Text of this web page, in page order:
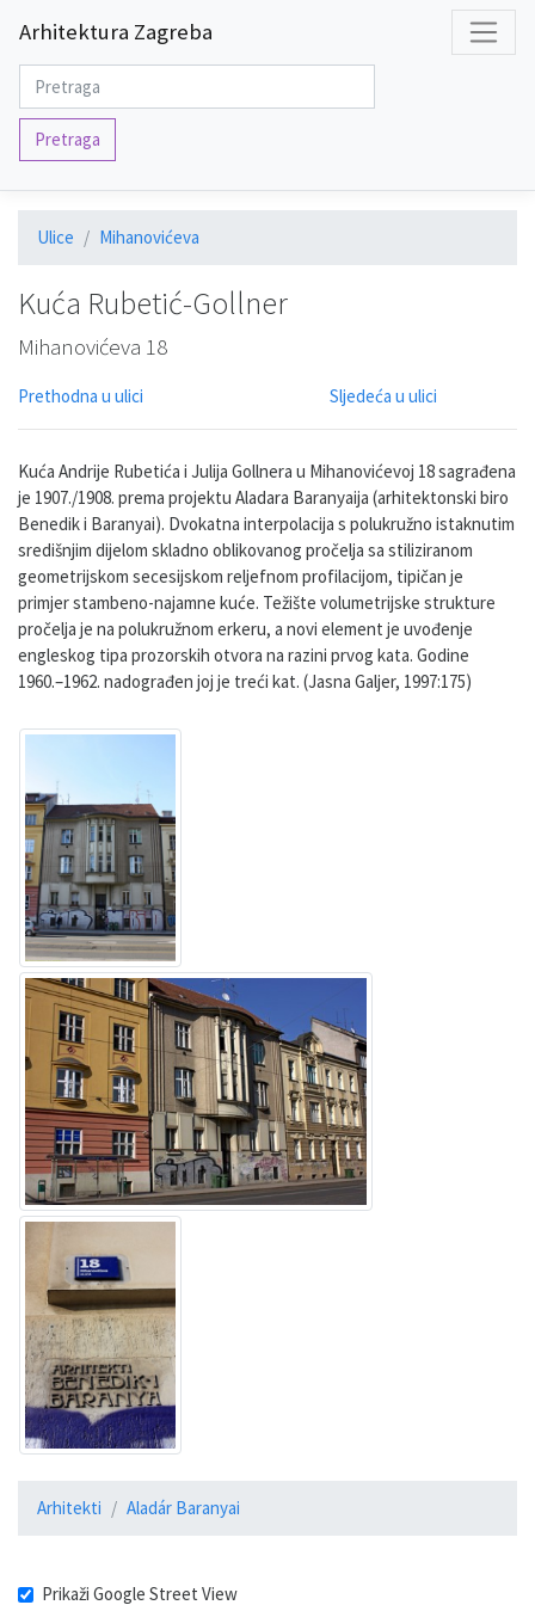
Arhitektura Zagreba
Pretraga
Ulice Mihanovićeva
Kuća Rubetić-Gollner
Mihanovićeva 18
Prethodna u ulici Sljedeća u ulici
Kuća Andrije Rubetića i Julija Gollnera u Mihanovićevoj 18 sagrađena
je 1907./1908. prema projektu Aladara Baranyaija (arhitektonski biro
Benedik i Baranyai). Dvokatna interpolacija s polukružno istaknutim
središnjim dijelom skladno oblikovanog pročelja sa stiliziranom
geometrijskom secesijskom reljefnom profilacijom, tipičan je
primjer stambeno-najamne kuće. Težište volumetrijske strukture
pročelja je na polukružnom erkeru, a novi element je uvođenje
engleskog tipa prozorskih otvora na razini prvog kata. Godine
1960.–1962. nadograđen joj je treći kat. (Jasna Galjer, 1997:175)
Arhitekti Aladár Baranyai
Prikaži Google Street View